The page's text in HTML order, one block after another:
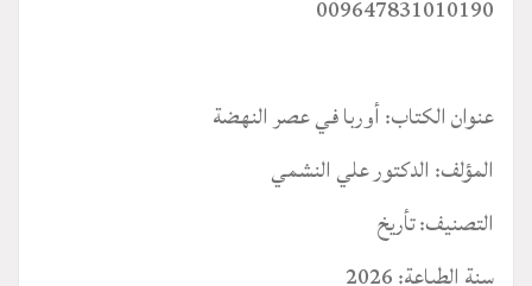
009647831010190
عنوان الكتاب: أوربا في عصر النهضة
المؤلف: الدكتور علي النشمي
التصنيف: تأريخ
سنة الطباعة: 2026